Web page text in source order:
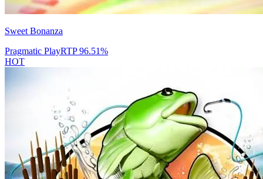
Sweet Bonanza
Pragmatic PlayRTP96.51%
HOT